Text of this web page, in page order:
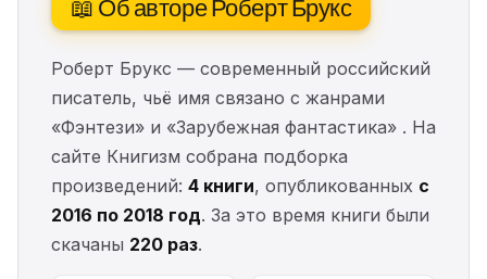
Роберт Брукс — современный российский
писатель, чьё имя связано с жанрами
«Фэнтези» и «Зарубежная фантастика» . На
сайте Книгизм собрана подборка
произведений: 4 книги, опубликованных с
2016 по 2018 год. За это время книги были
скачаны 220 раз.